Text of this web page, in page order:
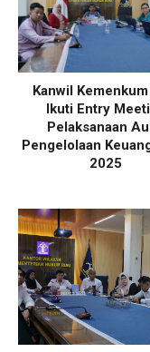
Kanwil
Ikuti Entry
Pelaksanaan
Pengelolaan
2025